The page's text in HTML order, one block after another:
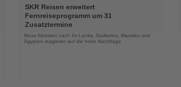
Sie
die
Nachrichten
SKR Reisen erweitert
Fernreiseprogramm um 31
Zusatztermine
Neue Abreisen nach Sri Lanka, Südkorea, Marokko und
Ägypten reagieren auf die hohe Nachfrage